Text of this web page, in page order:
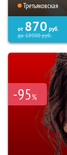
Третьяковская
от 870 руб.
до18900руб.
-95%